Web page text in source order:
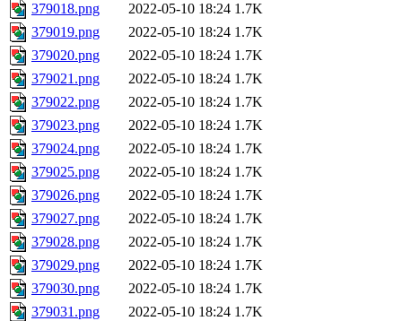
379018.png
2022-05-10 18:24 1.7K
379019.png
2022-05-10 18:24 1.7K
379020.png
2022-05-10 18:24 1.7K
379021.png
2022-05-10 18:24 1.7K
379022.png
2022-05-10 18:24 1.7K
379023.png
2022-05-10 18:24 1.7K
379024.png
2022-05-10 18:24 1.7K
379025.png
2022-05-10 18:24 1.7K
379026.png
2022-05-10 18:24 1.7K
379027.png
2022-05-10 18:24 1.7K
379028.png
2022-05-10 18:24 1.7K
379029.png
2022-05-10 18:24 1.7K
379030.png
2022-05-10 18:24 1.7K
379031.png
2022-05-10 18:24 1.7K